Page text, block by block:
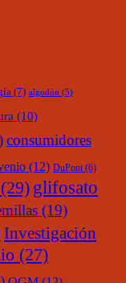
(7) algodón (5)
(10)
consumidores
(12) DuPont (6)
(29) glifosato
(19)
Investigación
(27)